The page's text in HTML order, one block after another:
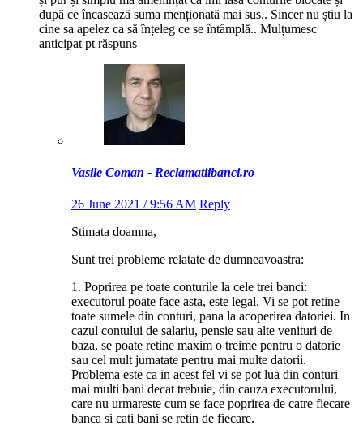
după ce încasează suma menționată mai sus.. Sincer nu știu la
cine sa apelez ca să înțeleg ce se întâmplă.. Mulțumesc
anticipat pt răspuns
Vasile Coman - Reclamatiibanci.ro
26 June 2021 / 9:56 AM Reply
Stimata doamna,
Sunt trei probleme relatate de dumneavoastra:
1. Poprirea pe toate conturile la cele trei banci:
executorul poate face asta, este legal. Vi se pot retine
toate sumele din conturi, pana la acoperirea datoriei. In
cazul contului de salariu, pensie sau alte venituri de
baza, se poate retine maxim o treime pentru o datorie
sau cel mult jumatate pentru mai multe datorii.
Problema este ca in acest fel vi se pot lua din conturi
mai multi bani decat trebuie, din cauza executorului,
care nu urmareste cum se face poprirea de catre fiecare
banca si cati bani se retin de fiecare.